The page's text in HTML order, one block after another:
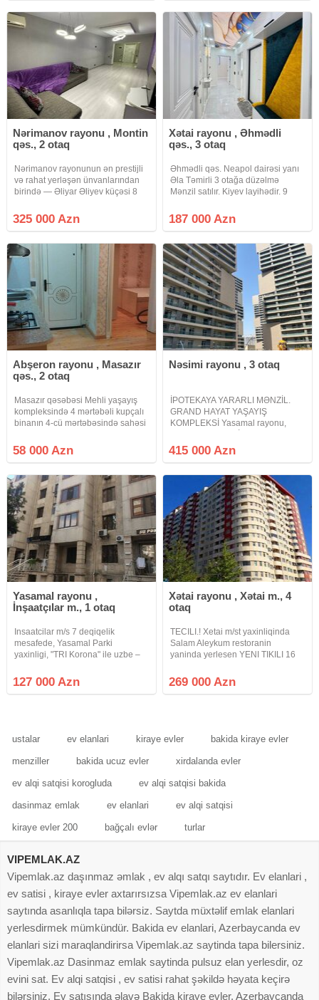
Nərimanov rayonu , Montin
qəs., 2 otaq
Nərimanov rayonunun ən prestijli
və rahat yerləşən ünvanlarından
birində — Əliyar Əliyev küçəsi 8
Kosmos yaşayış kompleksinin 20
mərtəbəli binasının 16-cı
100.5 kv.m
325 000 Azn
Xətai rayonu , Əhmədli
qəs., 3 otaq
Əhmədli qəs. Neapol dairəsi yanı
Əla Təmirli 3 otağa düzəlmə
Mənzil satılır. Kiyev layihədir. 9
blokda yerləşir. İstilik sistemi=
Kombidir. İsti döşəmə təchiz
187 000 Azn
Abşeron rayonu , Masazır
qəs., 2 otaq
Masazır qəsəbəsi Mehli yaşayış
kompleksində 4 mərtəbəli kupçalı
binanın 4-cü mərtəbəsində sahəsi
düzəldilmiş studio mənzil təcili
satılır.Mansart deyil. Qaz, su .işıq ,
58 000 Azn
Nəsimi rayonu , 3 otaq
İPOTEKAYA YARARLI MƏNZİL.
GRAND HAYAT YAŞAYIŞ
KOMPLEKSİ Yasamal rayonu,
yanında yerləşən 27 mərtəbəli
yeni tikili binanın 22-ci
415 000 Azn
Yasamal rayonu ,
İnşaatçılar m., 1 otaq
Insaatcilar m/s 7 deqiqelik
mesafede, Yasamal Parki
yaxinligi, "TRI Korona" ile uzbe –
30 kv m olan 1 otaqli menzil satilir.
Mertebe 5/3, orta blok, orta temir,
127 000 Azn
Xətai rayonu , Xətai m., 4
otaq
TECILI.! Xetai m/st yaxinliqinda
Salam Aleykum restoranin
yaninda yerlesen YENI TIKILI 16
mertebesinde TEMIRSIZ (POD
MAYAK) 4 otaqli menzil satilir
269 000 Azn
ustalar ev elanlari kiraye evler bakida kiraye evler
menziller bakida ucuz evler xirdalanda evler
ev alqi satqisi korogluda ev alqi satqisi bakida
dasinmaz emlak ev elanlari ev alqi satqisi
kiraye evler 200 bağçalı evlər turlar
VIPEMLAK.AZ
Vipemlak.az daşınmaz əmlak , ev alqı satqı saytıdır. Ev elanlari ,
ev satisi , kiraye evler axtarırsızsa Vipemlak.az ev elanlari
saytında asanlıqla tapa bilərsiz. Saytda müxtəlif emlak elanlari
yerlesdirmek mümkündür. Bakida ev elanlari, Azerbaycanda ev
elanlari sizi maraqlandirirsa Vipemlak.az saytinda tapa bilersiniz.
Vipemlak.az Dasinmaz emlak saytinda pulsuz elan yerlesdir, oz
evini sat. Ev alqi satqisi , ev satisi rahat şəkildə həyata keçirə
bilərsiniz. Ev satışında əlavə Bakida kiraye evler, Azerbaycanda